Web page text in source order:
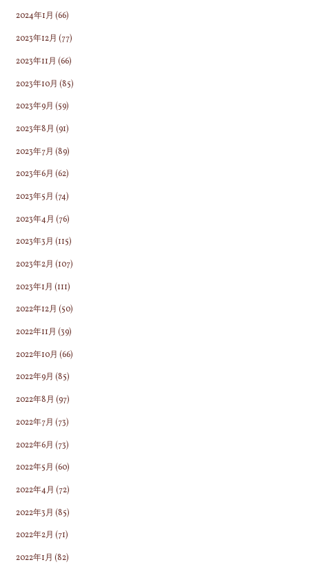
2024年1月 (66)
2023年12月 (77)
2023年11月 (66)
2023年10月 (85)
2023年9月 (59)
2023年8月 (91)
2023年7月 (89)
2023年6月 (62)
2023年5月 (74)
2023年4月 (76)
2023年3月 (115)
2023年2月 (107)
2023年1月 (111)
2022年12月 (50)
2022年11月 (39)
2022年10月 (66)
2022年9月 (85)
2022年8月 (97)
2022年7月 (73)
2022年6月 (73)
2022年5月 (60)
2022年4月 (72)
2022年3月 (85)
2022年2月 (71)
2022年1月 (82)